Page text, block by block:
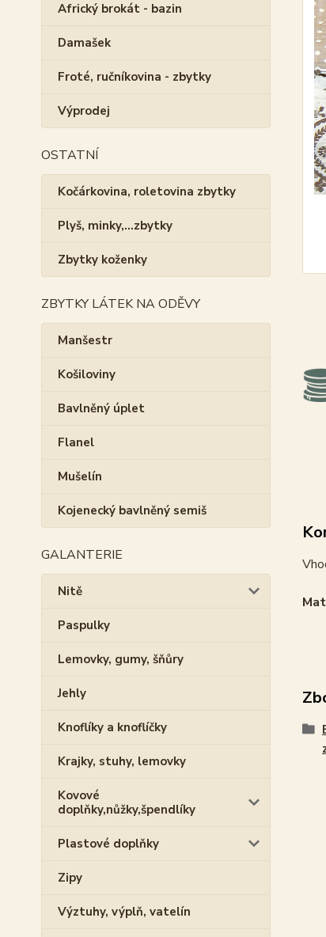
Africký brokát - bazin
Damašek
Froté, ručníkovina - zbytky
Výprodej
OSTATNÍ
Kočárkovina, roletovina zbytky
Plyš, minky,...zbytky
Zbytky koženky
ZBYTKY LÁTEK NA ODĚVY
Manšestr
Košiloviny
Bavlněný úplet
Flanel
Mušelín
Kojenecký bavlněný semiš
GALANTERIE
Nitě
Paspulky
Lemovky, gumy, šňůry
Jehly
Knoflíky a knoflíčky
Krajky, stuhy, lemovky
Kovové
doplňky,nůžky,špendlíky
Plastové doplňky
Zipy
Výztuhy, výplň, vatelín